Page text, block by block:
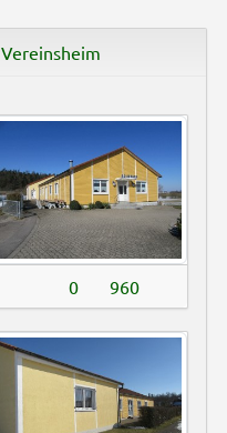
Vereinsheim
0 960